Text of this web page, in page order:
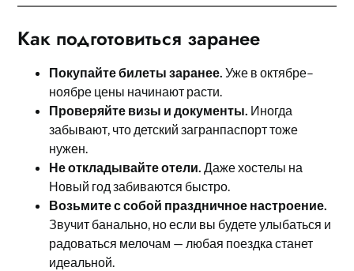
Как подготовиться заранее
Покупайте билеты заранее. Уже в октябре–
ноябре цены начинают расти.
Проверяйте визы и документы. Иногда
забывают, что детский загранпаспорт тоже
нужен.
Не откладывайте отели. Даже хостелы на
Новый год забиваются быстро.
Возьмите с собой праздничное настроение.
Звучит банально, но если вы будете улыбаться и
радоваться мелочам — любая поездка станет
идеальной.